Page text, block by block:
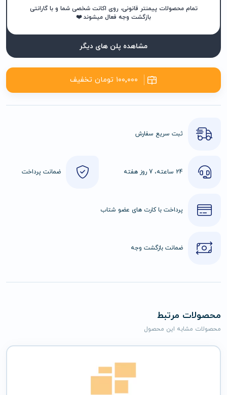
تمام محصولات پیمنتر قانونی، روی اکانت شخصی شما و با گارانتی
بازگشت وجه فعال میشوند ❤️
مشاهده پلن های دیگر
۱۰۰٬۰۰۰ تومان تخفیف
ثبت سریع سفارش
24 ساعته، 7 روز هفته ضمانت پرداخت
پرداخت با کارت های عضو شتاب
ضمانت بازگشت وجه
محصولات مرتبط
محصولات مشابه این محصول